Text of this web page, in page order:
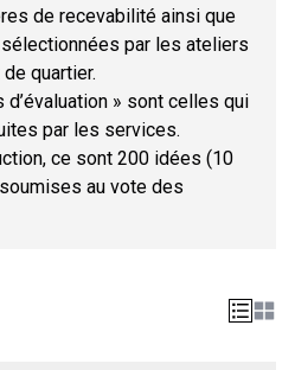
de recevabilité ainsi que
par les ateliers
quartier.
» sont celles qui
par les services.
ce sont 200 idées (10
au vote des